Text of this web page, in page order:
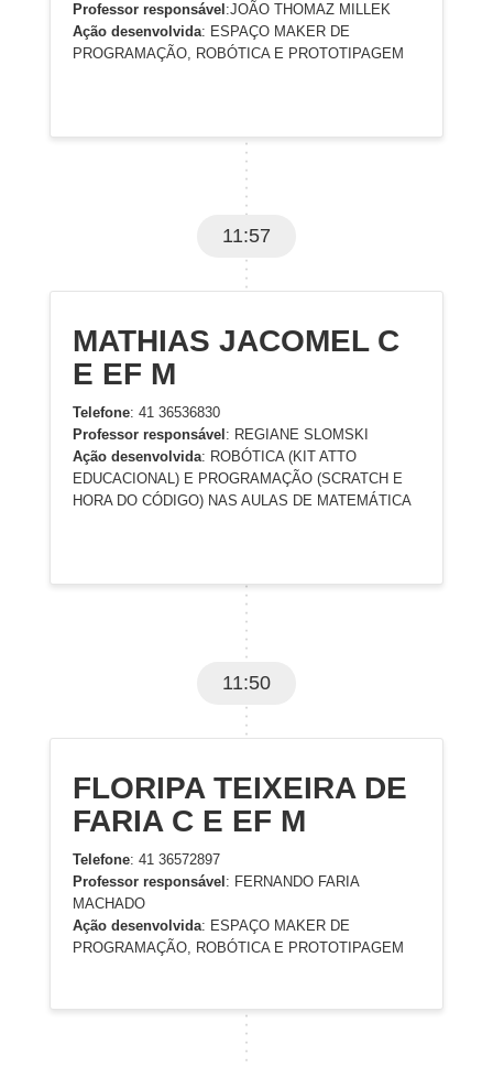
Professor responsável :JOÃO THOMAZ MILLEK
Ação desenvolvida: ESPAÇO MAKER DE
PROGRAMAÇÃO, ROBÓTICA E PROTOTIPAGEM
11:57
MATHIAS JACOMEL C
E EF M
Telefone: 41 36536830
Professor responsável : REGIANE SLOMSKI
Ação desenvolvida: ROBÓTICA (KIT ATTO
EDUCACIONAL) E PROGRAMAÇÃO (SCRATCH E
HORA DO CÓDIGO) NAS AULAS DE MATEMÁTICA
11:50
FLORIPA TEIXEIRA DE
FARIA C E EF M
Telefone: 41 36572897
Professor responsável : FERNANDO FARIA
MACHADO
Ação desenvolvida: ESPAÇO MAKER DE
PROGRAMAÇÃO, ROBÓTICA E PROTOTIPAGEM